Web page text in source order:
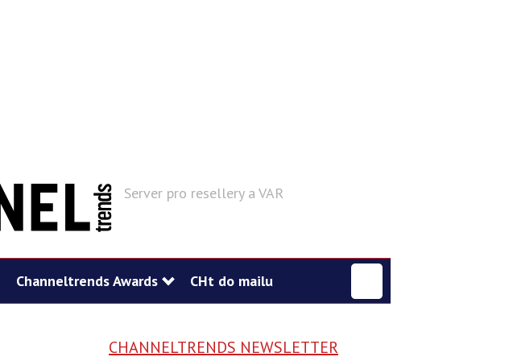
Server pro resellery a VAR
Channeltrends Awards CHt do mailu
CHANNELTRENDS NEWSLETTER